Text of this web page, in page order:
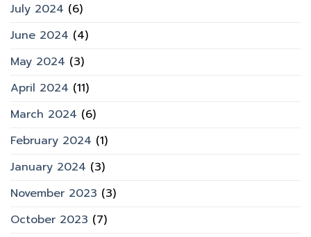
July 2024 (6)
June 2024 (4)
May 2024 (3)
April 2024 (11)
March 2024 (6)
February 2024 (1)
January 2024 (3)
November 2023 (3)
October 2023 (7)